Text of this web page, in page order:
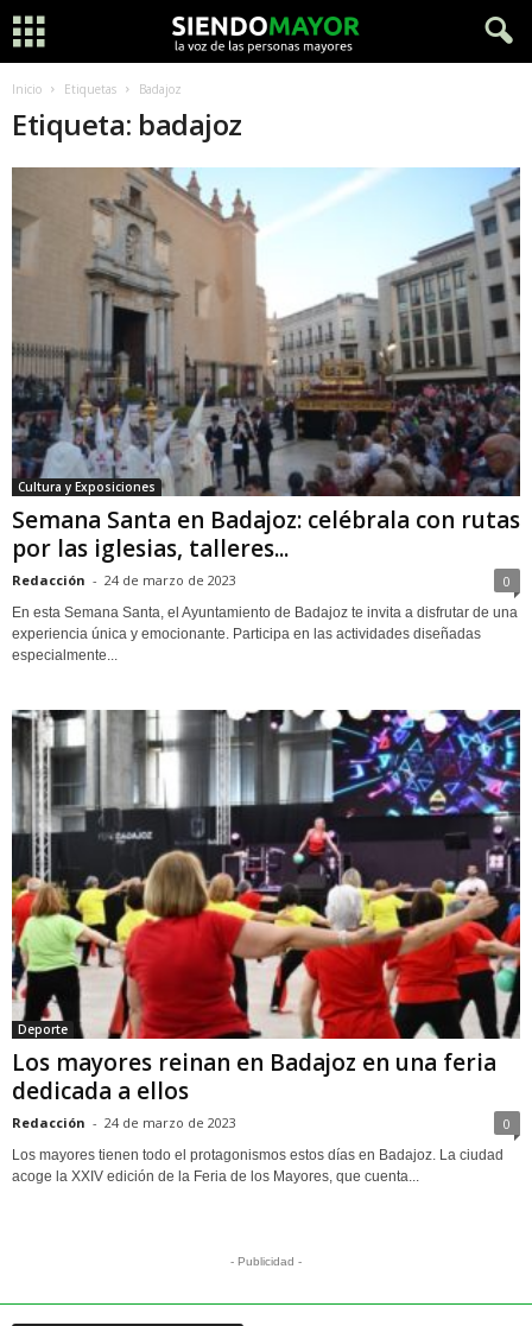
Inicio Etiquetas Badajoz
Etiqueta: badajoz
Cultura y Exposiciones
Semana Santa en Badajoz: celébrala con rutas
por las iglesias, talleres...
Redacción - 24 de marzo de 2023 0
En esta Semana Santa, el Ayuntamiento de Badajoz te invita a disfrutar de una
experiencia única y emocionante. Participa en las actividades diseñadas
especialmente...
Deporte
Los mayores reinan en Badajoz en una feria
dedicada a ellos
Redacción - 24 de marzo de 2023 0
Los mayores tienen todo el protagonismos estos días en Badajoz. La ciudad
acoge la XXIV edición de la Feria de los Mayores, que cuenta...
- Publicidad -